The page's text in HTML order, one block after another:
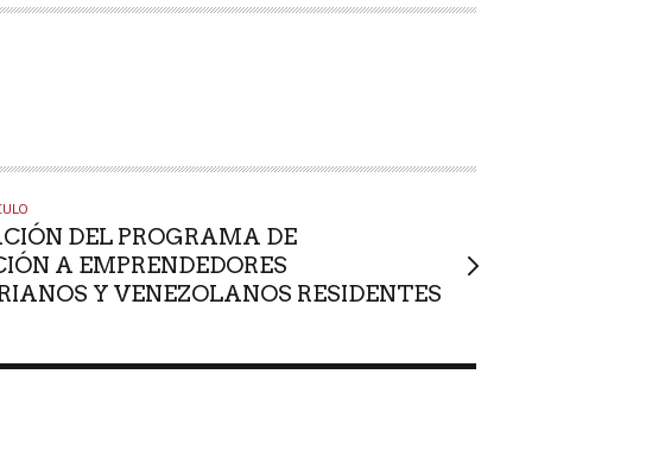
DEL PROGRAMA DE
A EMPRENDEDORES
Y VENEZOLANOS RESIDENTES